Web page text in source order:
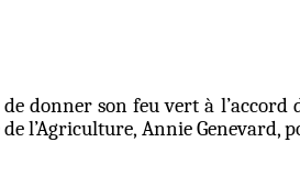
son feu vert à l’accord
l’Agriculture, Annie Genevard,